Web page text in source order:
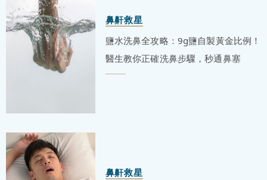
鼻鼾救星
鹽水洗鼻全攻略：9g鹽自製黃金比例！
醫生教你正確洗鼻步驟，秒通鼻塞
鼻鼾救星